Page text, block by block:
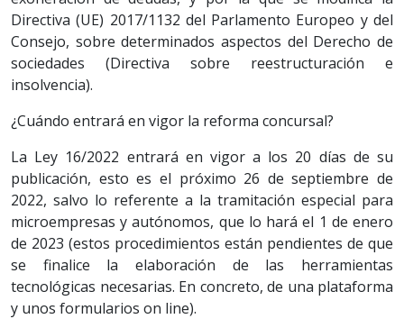
Directiva (UE) 2017/1132 del Parlamento Europeo y del
Consejo, sobre determinados aspectos del Derecho de
sociedades (Directiva sobre reestructuración e
insolvencia).
¿Cuándo entrará en vigor la reforma concursal?
La Ley 16/2022 entrará en vigor a los 20 días de su
publicación, esto es el próximo 26 de septiembre de
2022, salvo lo referente a la tramitación especial para
microempresas y autónomos, que lo hará el 1 de enero
de 2023 (estos procedimientos están pendientes de que
se finalice la elaboración de las herramientas
tecnológicas necesarias. En concreto, de una plataforma
y unos formularios on line).